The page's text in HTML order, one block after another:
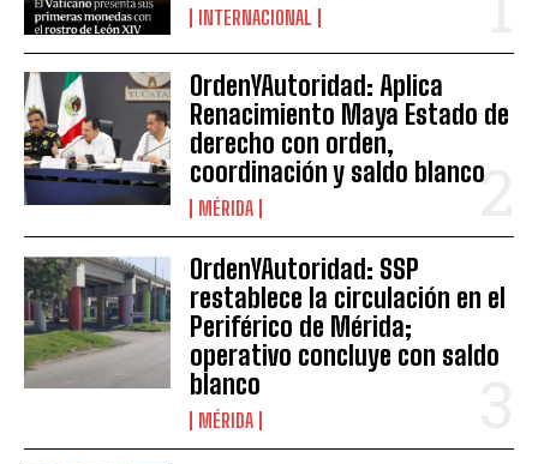
INTERNACIONAL
OrdenYAutoridad: Aplica
Renacimiento Maya Estado de
derecho con orden,
coordinación y saldo blanco
MÉRIDA
OrdenYAutoridad: SSP
restablece la circulación en el
Periférico de Mérida;
operativo concluye con saldo
blanco
MÉRIDA